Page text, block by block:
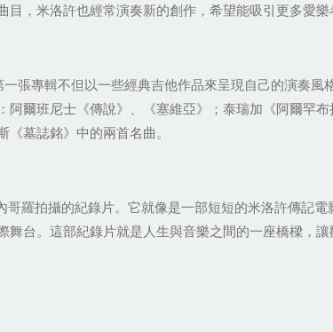
，米洛許也經常演奏新的創作，希望能吸引更多愛樂
張專輯不但以一些經典吉他作品來呈現自己的演奏
爾班尼士《傳說》、《塞維亞》；泰瑞加《阿爾罕
墓誌銘》中的兩首名曲。
羅拍攝的紀錄片。它就像是一部短短的米洛許傳記
台。這部紀錄片就是人生與音樂之間的一座橋樑，